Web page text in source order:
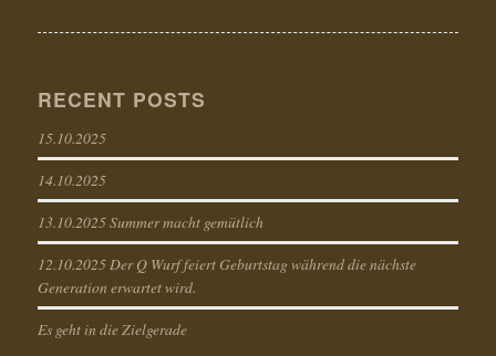
RECENT POSTS
15.10.2025
14.10.2025
13.10.2025 Summer macht gemütlich
12.10.2025 Der Q Wurf feiert Geburtstag während die nächste
Generation erwartet wird.
Es geht in die Zielgerade